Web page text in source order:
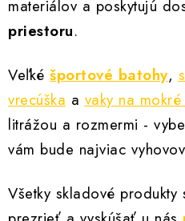
i
e
p
r
v
k
y
ý
p
materiálov a poskytujú
priestoru.
Veľké športové batohy,
vrecúška a vaky na
litrážou a rozmermi -
vám bude najviac
Všetky skladové